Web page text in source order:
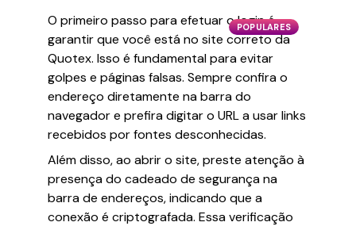
POPULARES
O primeiro passo para efetuar o login é
garantir que você está no site correto da
Quotex. Isso é fundamental para evitar
golpes e páginas falsas. Sempre confira o
endereço diretamente na barra do
navegador e prefira digitar o URL a usar links
recebidos por fontes desconhecidas.
Além disso, ao abrir o site, preste atenção à
presença do cadeado de segurança na
barra de endereços, indicando que a
conexão é criptografada. Essa verificação